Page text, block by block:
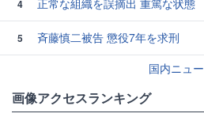
4 正常な組織を誤摘出 重篤な状態
5
斉藤慎二被告 懲役7年を求刑
国内ニュ
画像アクセスランキング